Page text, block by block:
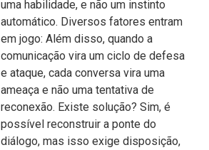
uma habilidade, e não um instinto
automático. Diversos fatores entram
em jogo: Além disso, quando a
comunicação vira um ciclo de defesa
e ataque, cada conversa vira uma
ameaça e não uma tentativa de
reconexão. Existe solução? Sim, é
possível reconstruir a ponte do
diálogo, mas isso exige disposição,